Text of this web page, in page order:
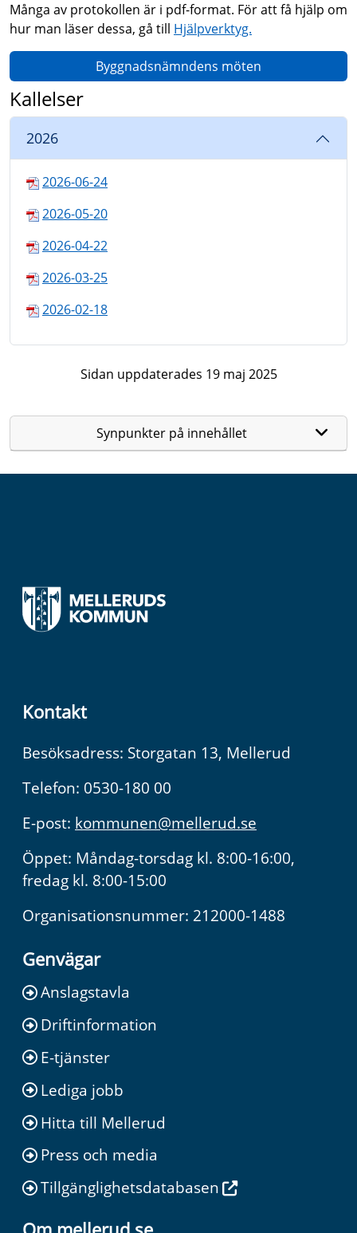
Många av protokollen är i pdf-format. För att få hjälp om
hur man läser dessa, gå till Hjälpverktyg.
Byggnadsnämndens möten
Kallelser
2026
2026-06-24
2026-05-20
2026-04-22
2026-03-25
2026-02-18
Sidan uppdaterades 19 maj 2025
Synpunkter på innehållet
Kontakt
Besöksadress: Storgatan 13, Mellerud
Telefon: 0530-180 00
E-post: kommunen@mellerud.se
Öppet: Måndag-torsdag kl. 8:00-16:00,
fredag kl. 8:00-15:00
Organisationsnummer: 212000-1488
Genvägar
Anslagstavla
Driftinformation
E-tjänster
Lediga jobb
Hitta till Mellerud
Press och media
Tillgänglighetsdatabasen